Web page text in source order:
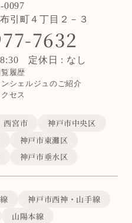
0097
引町４丁目２－３
7632
定休日 : なし
履歴
ンシェルジュのご紹介
セス
西宮市
神戸市中央区
神戸市東灘区
神戸市垂水区
神戸市西神・山手線
山陽本線